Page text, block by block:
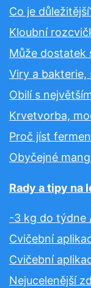
Co je
Kloubní
Může dostatek
Viry a bakterie,
Obilí s
Krvetvorba,
Proč jíst
Obyčejné
Rady a tipy na
-3 kg do týdne
Cvičební
Cvičební
Nejucelenější